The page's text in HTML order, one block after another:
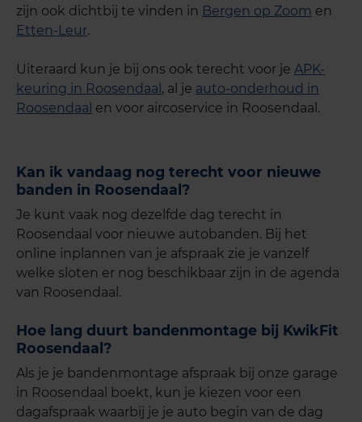
zijn ook dichtbij te vinden in Bergen op Zoom en
Etten-Leur.
Uiteraard kun je bij ons ook terecht voor je APK-
keuring in Roosendaal , al je auto-onderhoud in
Roosendaal en voor aircoservice in Roosendaal.
Kan ik vandaag nog terecht voor nieuwe
banden in Roosendaal?
Je kunt vaak nog dezelfde dag terecht in
Roosendaal voor nieuwe autobanden. Bij het
online inplannen van je afspraak zie je vanzelf
welke sloten er nog beschikbaar zijn in de agenda
van Roosendaal.
Hoe lang duurt bandenmontage bij KwikFit
Roosendaal?
Als je je bandenmontage afspraak bij onze garage
in Roosendaal boekt, kun je kiezen voor een
dagafspraak waarbij je je auto begin van de dag